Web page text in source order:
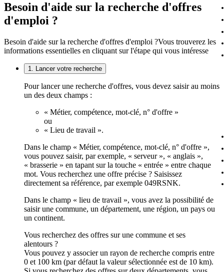
Besoin d'aide sur la recherche d'offres
d'emploi ?
Besoin d'aide sur la recherche d'offres d'emploi ?Vous trouverez les
informations essentielles en cliquant sur l'étape qui vous intéresse
1. Lancer votre recherche
Pour lancer une recherche d'offres, vous devez saisir au moins
un des deux champs :
« Métier, compétence, mot-clé, n° d'offre »
ou
« Lieu de travail ».
Dans le champ « Métier, compétence, mot-clé, n° d'offre »,
vous pouvez saisir, par exemple, « serveur », « anglais »,
« brasserie » en tapant sur la touche « entrée » entre chaque
mot. Vous recherchez une offre précise ? Saisissez
directement sa référence, par exemple 049RSNK.
Dans le champ « lieu de travail », vous avez la possibilité de
saisir une commune, un département, une région, un pays ou
un continent.
Vous recherchez des offres sur une commune et ses
alentours ?
Vous pouvez y associer un rayon de recherche compris entre
0 et 100 km (par défaut la valeur sélectionnée est de 10 km).